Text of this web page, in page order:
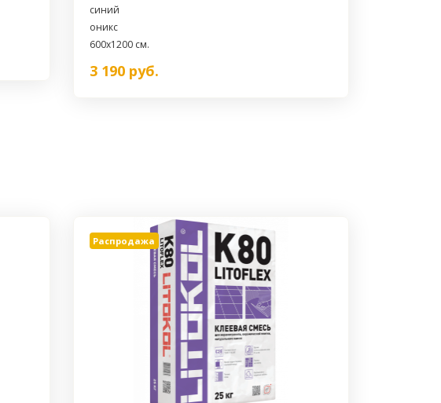
синий
оникс
600x1200 см.
3 190руб.
Распродажа